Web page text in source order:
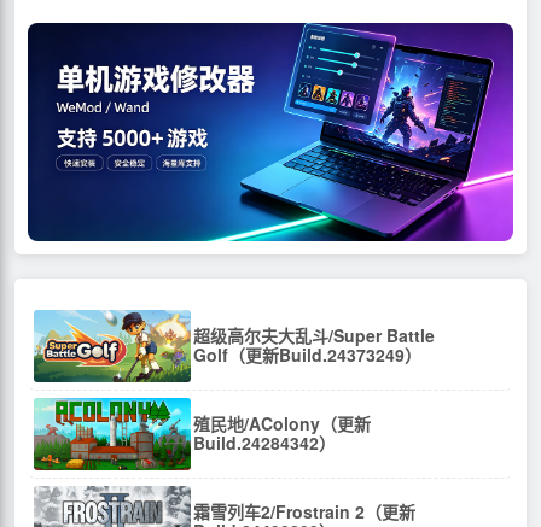
超级高尔夫大乱斗/Super Battle
Golf（更新Build.24373249）
殖民地/AColony（更新
Build.24284342）
霜雪列车2/Frostrain 2（更新